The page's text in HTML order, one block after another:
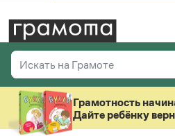
Искать на Грамоте
Справочная служба
Везде